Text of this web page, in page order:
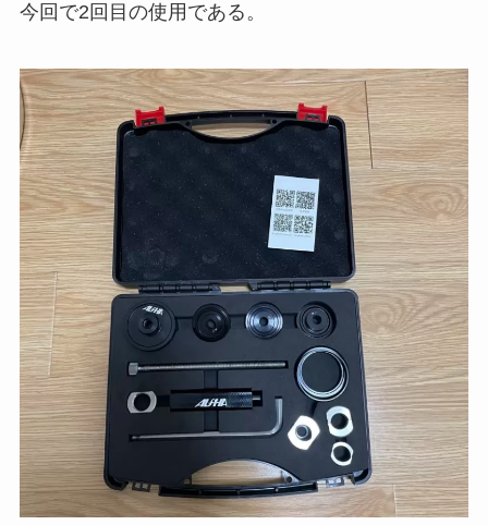
今回で2回目の使用である。